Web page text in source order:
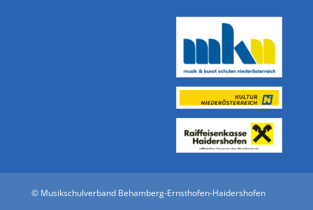
© Musikschulverband Behamberg-Ernsthofen-Haidershofen